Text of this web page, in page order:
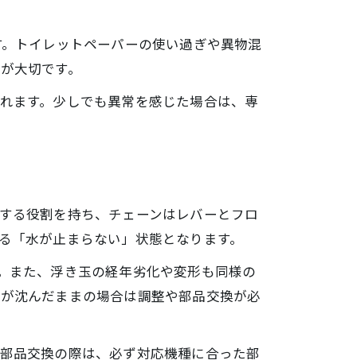
トイレットペーパーの使い過ぎや異物混
大切です。
ます。少しでも異常を感じた場合は、専
る役割を持ち、チェーンはレバーとフロ
水が止まらない」状態となります。
また、浮き玉の経年劣化や変形も同様の
沈んだままの場合は調整や部品交換が必
品交換の際は、必ず対応機種に合った部